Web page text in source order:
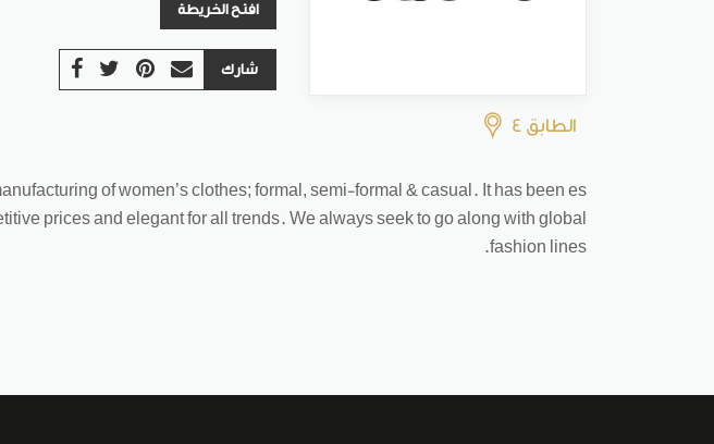
الطابق 4
افتح الخريطة
شارك
of women’s clothes; formal, semi-formal & casual. It has been es
prices and elegant for all trends. We always seek to go along with global
fashion lines.